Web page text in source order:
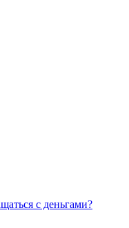
с деньгами?